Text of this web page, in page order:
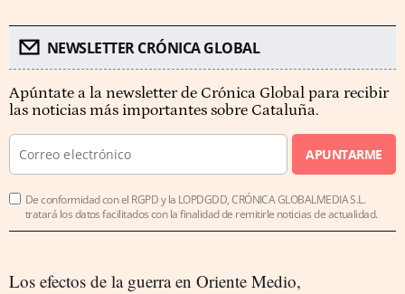
NEWSLETTER CRÓNICA GLOBAL
Apúntate a la newsletter de Crónica Global para recibir
las noticias más importantes sobre Cataluña.
APUNTARME
De conformidad con el RGPD y la LOPDGDD, CRÓNICA GLOBALMEDIA S.L.
tratará los datos facilitados con la finalidad de remitirle noticias de actualidad.
Los efectos de la guerra en Oriente Medio,